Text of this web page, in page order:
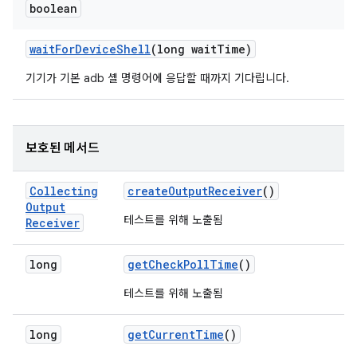
boolean
waitForDeviceShell(long waitTime)
기기가 기본 adb 셸 명령어에 응답할 때까지 기다립니다.
보호된 메서드
Collecting
Output
Receiver
createOutputReceiver()
테스트를 위해 노출됨
long getCheckPollTime()
테스트를 위해 노출됨
long getCurrentTime()